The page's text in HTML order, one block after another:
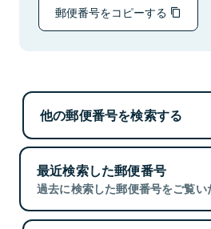
郵便番号をコピーする
他の郵便番号を検索する
最近検索した郵便番号
過去に検索した郵便番号をご覧い